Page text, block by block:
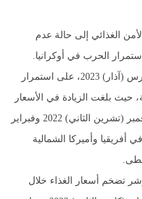
الغذائي إلى حالة عدم
الحرب في أوكرانيا.
ويؤكد التقرير، الذي صدر في منتصف مارس (آذار) 2023، على استمرار
حيث بلغت الزيادة في الأسعار
أكثر من 5 في المائة خلال الفترة بين نوفمبر (تشرين الثاني) 2022 وفبراير
في أفريقيا وأميركا الشمالية
تضخم أسعار الغذاء خلال